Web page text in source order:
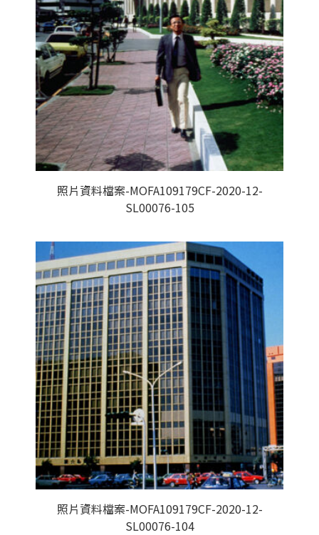
照片資料檔案-MOFA109179CF-2020-12-
SL00076-105
照片資料檔案-MOFA109179CF-2020-12-
SL00076-104